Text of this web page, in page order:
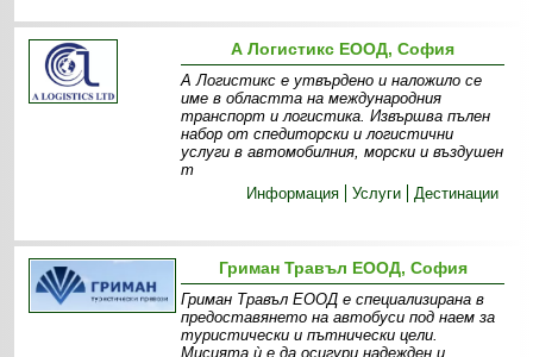
А Логистикс ЕООД, София
А Логистикс е утвърдено и наложило се
име в областта на международния
транспорт и логистика. Извършва пълен
набор от спедиторски и логистични
услуги в автомобилния, морски и въздушен
т
Информация
Услуги Дестинации
Гриман Травъл ЕООД, София
Гриман Травъл ЕООД е специализирана в
предоставянето на автобуси под наем за
туристически и пътнически цели.
Мисията ѝ е да осигури надежден и